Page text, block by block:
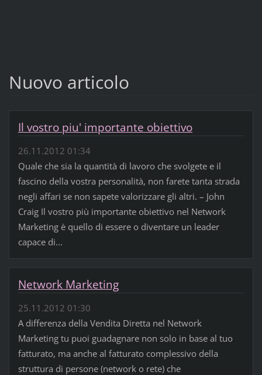
Nuovo articolo
Il vostro piu' importante obiettivo
26.11.2012 01:34
Quale che sia la quantità di lavoro che svolgete e il
fascino della vostra personalità, non farete tanta strada
negli affari se non sapete valorizzare gli altri. – John
Craig Il vostro più importante obiettivo nel Network
Marketing è quello di essere o diventare un leader
capace di...
Network Marketing
25.11.2012 01:30
A differenza della Vendita Diretta nel Network
Marketing tu puoi guadagnare non solo in base al tuo
fatturato, ma anche al fatturato complessivo della
struttura di persone (network o rete) che